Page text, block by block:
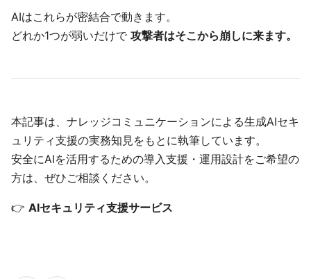
AIはこれらが密結合で動きます。
どれか1つが弱いだけで 攻撃者はそこから崩しに来ます。
本記事は、ナレッジコミュニケーションによる生成AIセキ
ュリティ支援の実務知見をもとに執筆しています。
安全にAIを活用するための導入支援・運用設計をご希望の
方は、ぜひご相談ください。
👉 AIセキュリティ支援サービス